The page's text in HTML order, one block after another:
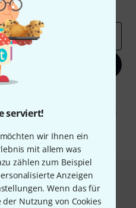
serviert!
wir Ihnen ein
mit allem was
zählen zum Beispiel
Anzeigen
Wenn das für
Nutzung von Cookies
Deals
Informationen finden Sie in